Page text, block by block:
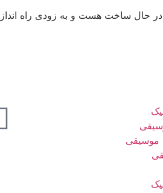
در حال ساخت هست و به زودی راه
موسیقی